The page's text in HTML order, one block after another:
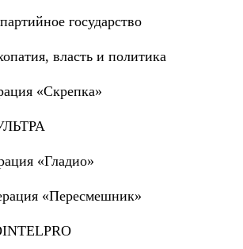
государство
власть и политика
«Скрепка»
«Гладио»
«Пересмешник»